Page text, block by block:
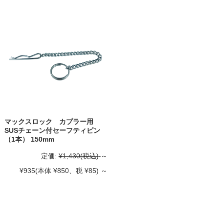
マックスロック カプラー用
SUSチェーン付セーフティピン
（1本） 150mm
定価: ¥1,430(税込) ～
¥935(本体 ¥850、税 ¥85) ～